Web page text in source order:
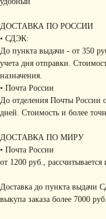
ДОСТАВКА ПО РОССИИ
• СДЭК:
До пункта выдачи - от 350
учета дня отправки.
назначения.
• Почта России
До отделения Почты России
дней. Стоимость и более
ДОСТАВКА ПО МИРУ
• Почта России
от 1200 руб.,
Доставка до пункта выдачи
выкупа заказа более 7000 руб.